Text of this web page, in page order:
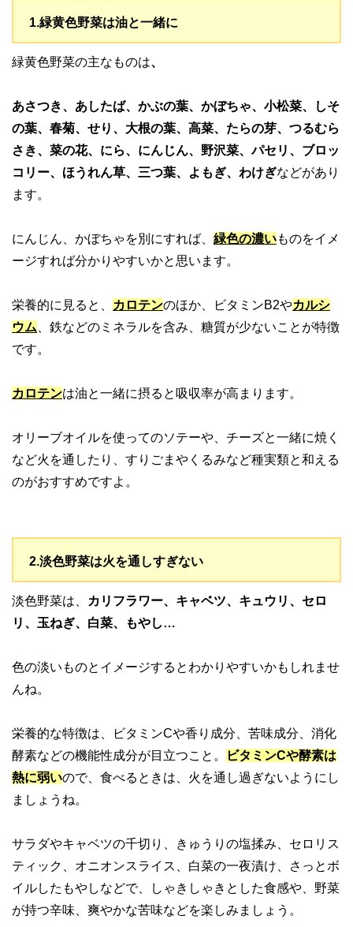
1.緑黄色野菜は油と一緒に
緑黄色野菜の主なものは、
あさつき、あしたば、かぶの葉、かぼちゃ、小松菜、しそ
の葉、春菊、せり、大根の葉、高菜、たらの芽、つるむら
さき、菜の花、にら、にんじん、野沢菜、パセリ、ブロッ
コリー、ほうれん草、三つ葉、よもぎ、わけぎなどがあり
ます。
にんじん、かぼちゃを別にすれば、 緑色の濃いものをイメ
ージすれば分かりやすいかと思います。
栄養的に見ると、 カロテンのほか、ビタミンB2やカルシ
ウム 、鉄などのミネラルを含み、糖質が少ないことが特徴
です。
カロテンは油と一緒に摂ると吸収率が高まります。
オリーブオイルを使ってのソテーや、チーズと一緒に焼く
など火を通したり、すりごまやくるみなど種実類と和える
のがおすすめですよ。
2.淡色野菜は火を通しすぎない
淡色野菜は、
カリフラワー、キャベツ、キュウリ、セロ
リ、玉ねぎ、白菜、もやし…
色の淡いものとイメージするとわかりやすいかもしれませ
んね。
栄養的な特徴は、ビタミンCや香り成分、苦味成分、消化
酵素などの機能性成分が目立つこと。
ビタミンCや酵素は
熱に弱いので、食べるときは、火を通し過ぎないようにし
ましょうね。
サラダやキャベツの千切り、きゅうりの塩揉み、セロリス
ティック、オニオンスライス、白菜の一夜漬け、さっとボ
イルしたもやしなどで、しゃきしゃきとした食感や、野菜
が持つ辛味、爽やかな苦味などを楽しみましょう。